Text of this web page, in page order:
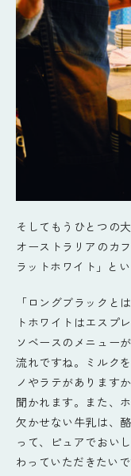
そしてもうひとつの
オーストラリアのカ
ラットホワイト」と
「ロングブラックと
トホワイトはエスプ
ソベースのメニュー
流れですね。ミルク
ノやラテがあります
聞かれます。また、
欠かせない牛乳は、
って、ピュアでおい
わっていただきたいで